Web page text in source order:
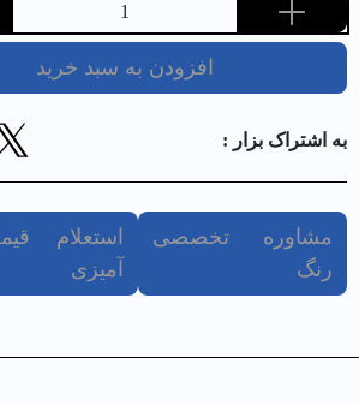
1
افزودن به سبد خرید
به اشتراک بزار :
مشاوره تخصصی
رنگ
استعلام
آمیزی